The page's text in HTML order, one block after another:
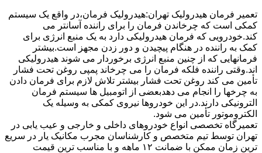
تعمیر فرمان هیدرولیک تهران:هیدرولیک فرمان،در واقع یک سیستم
کمکی است که چرخاندن فرمان را برای راننده آسانتر می
کند.خودرویی که فرمان هیدرولیکی دارد به یک منبع انرژی برای
کمک به راننده در هنگام پیچیدن و دور زدن مجهز است.بیشتر
فرمانهایی که از چنین منبع انرژی برخوردار می شوند هیدرولیکی
اند.وقتی راننده فلکه فرمان را می چرخاند پمپی روغن تحت فشار
تأمین می کند روغن تحت فشار بیشتر تلاش لازم برای فرمان دادن
به چرخها را انجام می دهدبعضی از اتومبیل ها سیستم فرمان
الترونیکی دارند.در این خودروها نیروی کمکی به وسیله یک
الکتروموتور تأمین می شود.
تعمیرگاه تخصصی انواع خودروهای داخلی و خارجی و عیب یابی در
تهران توسط تیم متخصص و کارشناسان مجرب مکانیک یار در سریع
ترین زمان ممکن با ضمانت ۱۲ ماهه و با مناسب ترین قیمت